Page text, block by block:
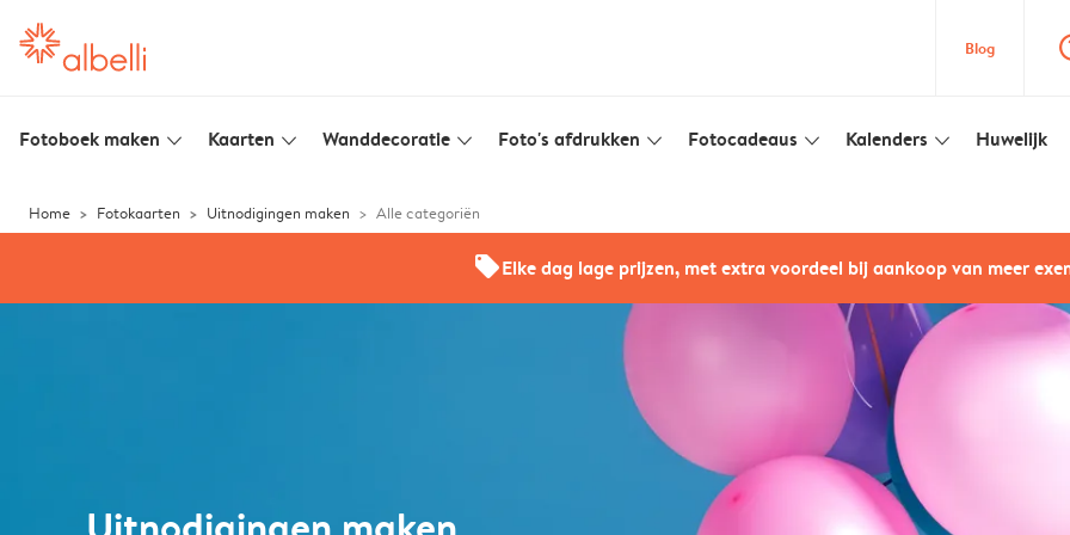
Blog
Fotoboek maken slim_arrow_down Kaarten slim_arrow_down Wanddecoratie slim_arrow_down Foto's afdrukken slim_arrow_down Fotocadeaus slim_arrow_down Kalenders slim_arrow_down Huwelijk
Home Fotokaarten Uitnodigingen maken Alle categoriën
offersElke dag lage prijzen, met extra voordeel bij aankoop van meer